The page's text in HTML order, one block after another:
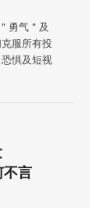
勇气＂及
服所有投
惧及短视
不言